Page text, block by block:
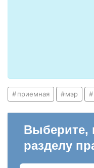
приемная мэр